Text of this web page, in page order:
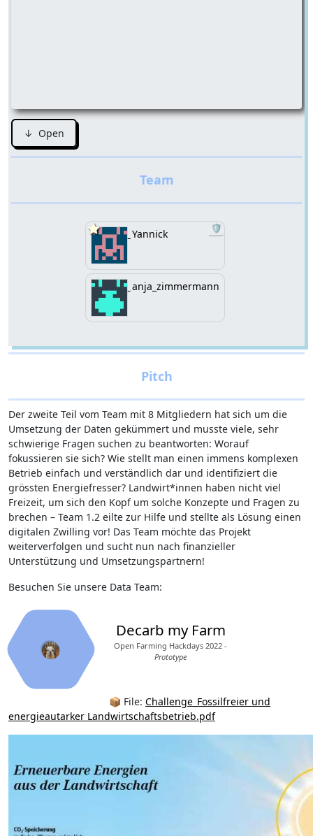
↓ Open
Yannick 🛡️
anja_zimmermann
Der zweite Teil vom Team mit 8 Mitgliedern hat sich um die
Umsetzung der Daten gekümmert und musste viele, sehr
schwierige Fragen suchen zu beantworten: Worauf
fokussieren sie sich? Wie stellt man einen immens komplexen
Betrieb einfach und verständlich dar und identifiziert die
grössten Energiefresser? Landwirt*innen haben nicht viel
Freizeit, um sich den Kopf um solche Konzepte und Fragen zu
brechen – Team 1.2 eilte zur Hilfe und stellte als Lösung einen
digitalen Zwilling vor! Das Team möchte das Projekt
weiterverfolgen und sucht nun nach finanzieller
Unterstützung und Umsetzungspartnern!
Besuchen Sie unsere Data Team:
Decarb my Farm
Open Farming Hackdays 2022
Prototype
📦 File: Challenge_Fossilfreier und
energieautarker Landwirtschaftsbetrieb.pdf